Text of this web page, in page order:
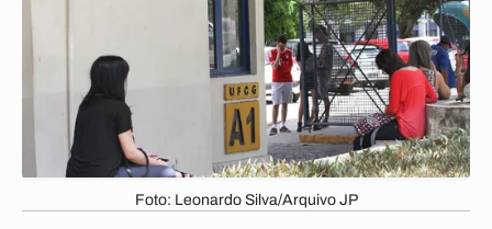
Foto: Leonardo Silva/Arquivo JP